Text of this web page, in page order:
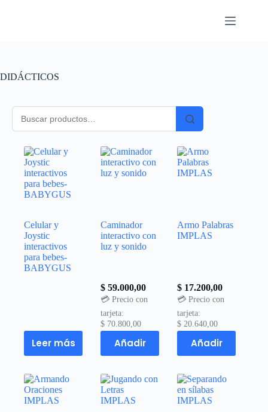
DIDÁCTICOS
Celular y
Joystic
interactivos
para bebes-
BABYGUS
Leer más
Caminador
interactivo con
luz y sonido
$ 59.000,00
💳 Precio con
tarjeta:
$ 70.800,00
Añadir
Armo Palabras
IMPLAS
$ 17.200,00
💳 Precio con
tarjeta:
$ 20.640,00
Añadir